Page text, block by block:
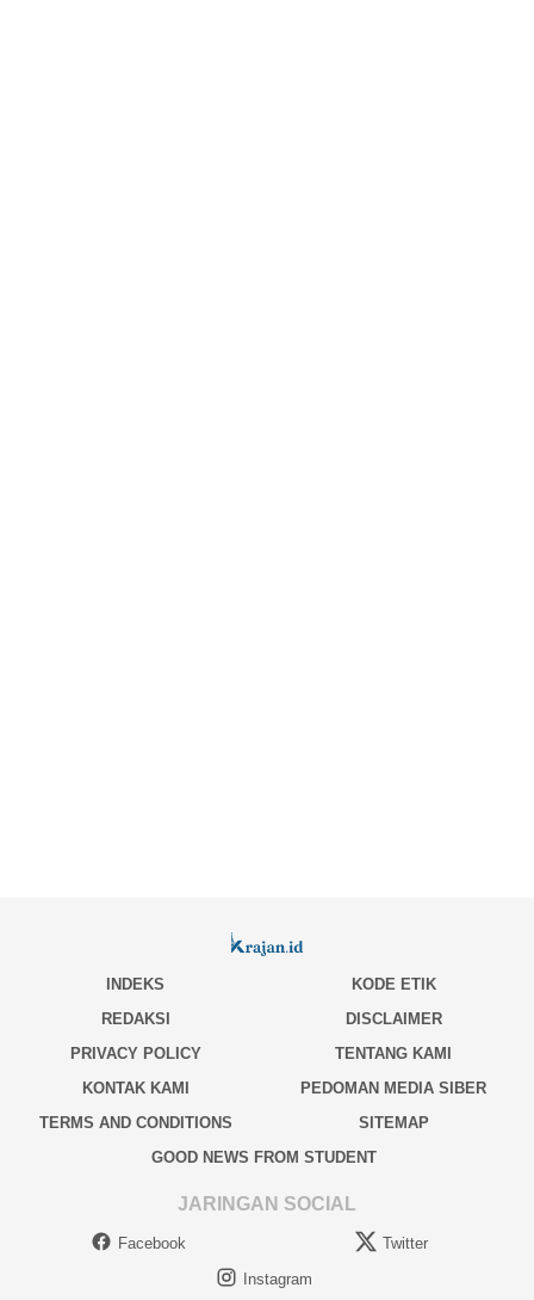
INDEKS
KODE ETIK
REDAKSI
DISCLAIMER
PRIVACY POLICY
TENTANG KAMI
KONTAK KAMI
PEDOMAN MEDIA SIBER
TERMS AND CONDITIONS
SITEMAP
GOOD NEWS FROM STUDENT
JARINGAN SOCIAL
Facebook
Twitter
Instagram